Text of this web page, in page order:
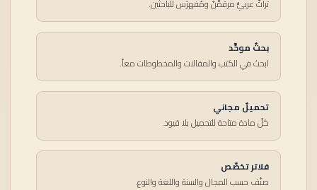
تراثٌ عربيٌّ مرقمَّنٌ ومُفهرَس للباحثين.
بحثٌ موحَّد
ابحث في الكتب والمقالات والمخطوطات معاً.
تحميلٌ مجاني
كلّ مادة متاحة للتحميل بلا قيود.
فلاتر تخصّص
صنّف حسب المجال والسنة واللغة والنوع.